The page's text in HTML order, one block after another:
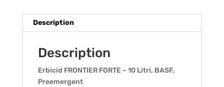
Description
Description
Erbicid FRONTIER FORTE – 10 Litri, BASF,
Preemergent